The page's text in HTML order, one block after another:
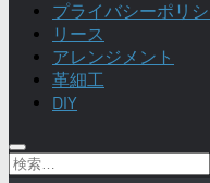
プライバシーポリ
リース
アレンジメント
革細工
DIY
検